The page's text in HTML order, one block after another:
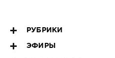
РУБРИКИ
ЭФИРЫ